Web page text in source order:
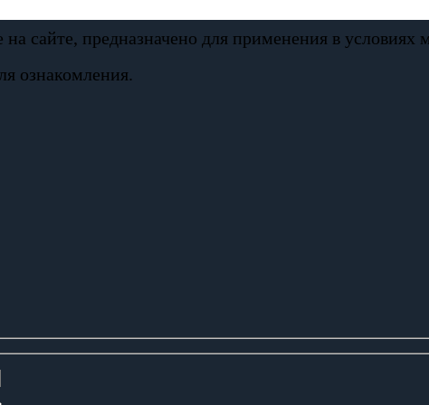
сайте, предназначено для применения в
ознакомления.